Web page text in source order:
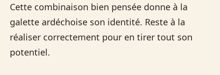
Cette combinaison bien pensée donne à la
galette ardéchoise son identité. Reste à la
réaliser correctement pour en tirer tout son
potentiel.